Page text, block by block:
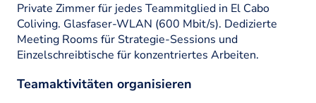
Private Zimmer für jedes Teammitglied in El Cabo
Coliving. Glasfaser-WLAN (600 Mbit/s). Dedizierte
Meeting Rooms für Strategie-Sessions und
Einzelschreibtische für konzentriertes Arbeiten.
Teamaktivitäten organisieren